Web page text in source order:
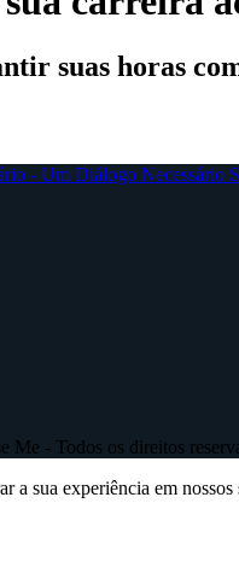
suas horas
- Todos os direitos
a sua experiência em